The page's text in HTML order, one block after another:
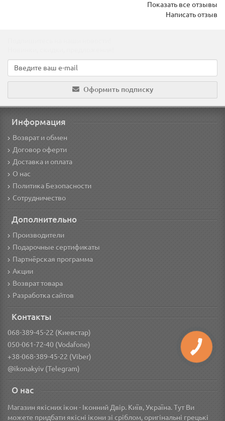
Показать все отзывы
Написать отзыв
Оформить подписку
Информация
Возврат и обмен
Договор оферти
Доставка и оплата
О нас
Политика Безопасности
Сотрудничество
Дополнительно
Производители
Подарочные сертификаты
Партнёрская программа
Акции
Возврат товара
Разработка сайтов
Контакты
068-389-45-22 (Киевстар)
050-061-72-40 (Vodafone)
+38-068-389-45-22 (Viber)
@ikonakyiv (Telegram)
О нас
Магазин якісних ікон - Іконний Двір. Київ, Україна. Тут Ви
можете придбати якісні ікони зі сріблом, оригінальні грецькі